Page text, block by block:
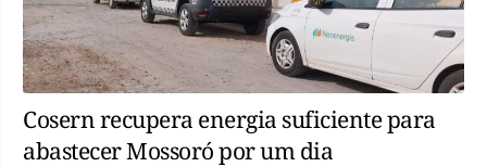
Cosern recupera energia suficiente para
abastecer Mossoró por um dia